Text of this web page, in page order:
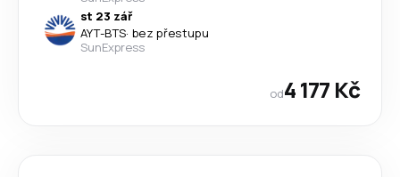
st 23 zář
AYT-BTS· bez přestupu
SunExpress
od4 177 Kč